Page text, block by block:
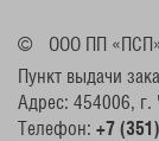
©
ООО ПП
Пункт выдачи
Адрес: 454006, г.
Телефон: +7